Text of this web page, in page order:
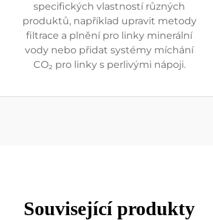
specifických vlastností různých
produktů, například upravit metody
filtrace a plnění pro linky minerální
vody nebo přidat systémy míchání
CO₂ pro linky s perlivými nápoji.
Související produkty